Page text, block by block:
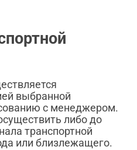
выбранной
с менеджером.
либо до
транспортной
или близлежащего.